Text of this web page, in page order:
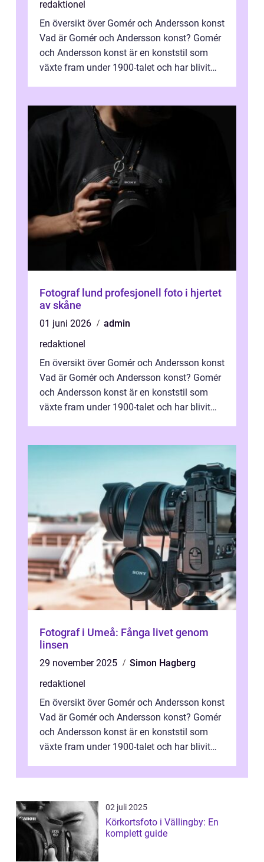
redaktionel
En översikt över Gomér och Andersson konst
Vad är Gomér och Andersson konst? Gomér
och Andersson konst är en konststil som
växte fram under 1900-talet och har blivit
Fotograf lund profesjonell foto i hjertet
av skåne
01 juni 2026
admin
redaktionel
En översikt över Gomér och Andersson konst
Vad är Gomér och Andersson konst? Gomér
och Andersson konst är en konststil som
växte fram under 1900-talet och har blivit
Fotograf i Umeå: Fånga livet genom
linsen
29 november 2025
Simon Hagberg
redaktionel
En översikt över Gomér och Andersson konst
Vad är Gomér och Andersson konst? Gomér
och Andersson konst är en konststil som
växte fram under 1900-talet och har blivit
02 juli 2025
Körkortsfoto i Vällingby: En
komplett guide